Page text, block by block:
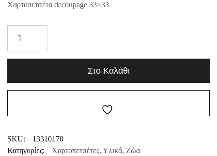
Χαρτοπετσέτα decoupage 33×33
Στο Καλάθι
SKU:
13310170
Κατηγορίες:
Χαρτοπετσέτες, Υλικά, Ζώα